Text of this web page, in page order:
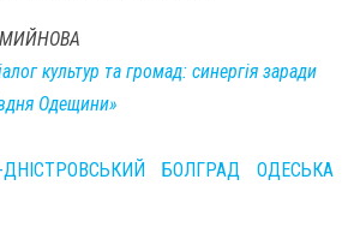
МИЙНОВА
культур та громад: синергія заради
Одещини»
ДНІСТРОВСЬКИЙ БОЛГРАД
ОДЕСЬКА